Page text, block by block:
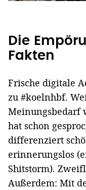
Die
Fakten
Frische digitale
zu #koelnhbf.
Meinungsbedarf
hat schon
differenziert
erinnerungslos
Shitstorm).
Außerdem: Mit